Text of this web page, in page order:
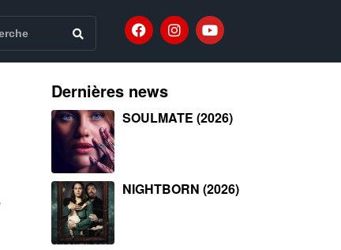
Dernières news
SOULMATE (2026)
NIGHTBORN (2026)